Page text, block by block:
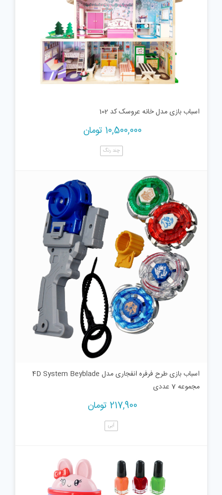
اسباب بازی مدل خانه عروسک کد 102
10,500,000 تومان
چند رنگ
اسباب بازی طرح فرفره انفجاری مدل 4D System Beyblade
مجموعه 7 عددی
217,900 تومان
آبی